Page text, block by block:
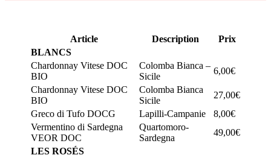
Article Description
Prix
BLANCS
Chardonnay Vitese DOC
BIO
Colomba Bianca –
Sicile
6,00€
Chardonnay Vitese DOC
BIO
Colomba Bianca
Sicile
27,00€
Greco di Tufo DOCG
Lapilli-Campanie
8,00€
Vermentino di Sardegna
VEOR DOC
Quartomoro-
Sardegna
49,00€
LES ROSÉS